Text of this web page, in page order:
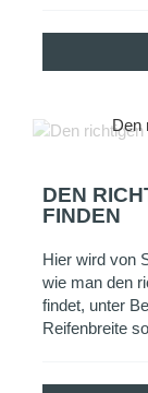
Den
DEN
FINDEN
Hier wird von
wie man den
findet, unter
Reifenbreite